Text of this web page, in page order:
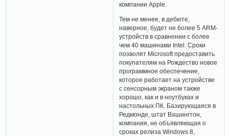
компании Apple.
Тем не менее, в дебюте,
наверное, будет не более 5 ARM-
устройств в сравнении с более
чем 40 машинами Intel. Сроки
позволят Microsoft предоставить
покупателям на Рождество новое
программное обеспечение,
которое работает на устройстве
с сенсорным экраном также
хорошо, как и в ноутбуках и
настольных ПК. Базирующаяся в
Редмонде, штат Вашингтон,
компания, не объявляющая о
сроках релиза Windows 8,